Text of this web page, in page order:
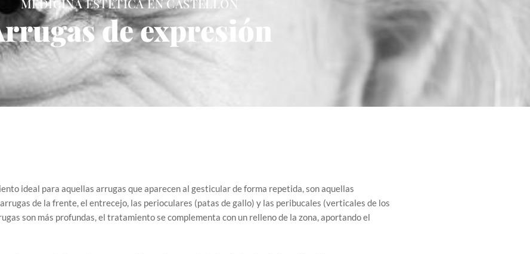
de expresión
ideal para aquellas arrugas que aparecen al gesticular de forma repetida, son aquellas
de la frente, el entrecejo, las perioculares (patas de gallo) y las peribucales (verticales de los
son más profundas, el tratamiento se complementa con un relleno de la zona, aportando el